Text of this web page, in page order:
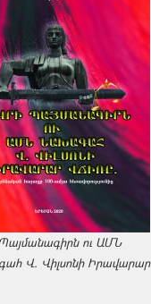
ու ԱՄՆ
Վ. Վիլսոնի Իրավարար